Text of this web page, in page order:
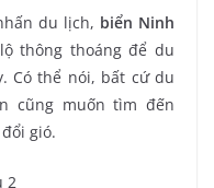
du lịch, biển Ninh
thông thoáng để du
Có thể nói, bất cứ du
cũng muốn tìm đến
gió.